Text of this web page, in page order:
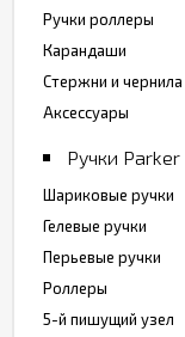
Нет в наличии
Ручки роллеры
Карандаши
Стержни и чернила
Аксессуары
Ручки Parker
Шариковые ручки
Гелевые ручки
Перьевые ручки
Роллеры
5-й пишущий узел